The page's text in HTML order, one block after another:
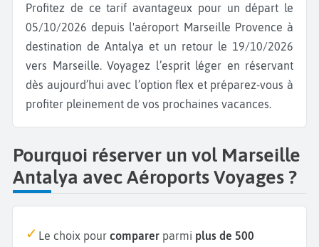
Profitez de ce tarif avantageux pour un départ le
05/10/2026 depuis l'aéroport Marseille Provence à
destination de Antalya et un retour le 19/10/2026
vers Marseille. Voyagez l’esprit léger en réservant
dès aujourd’hui avec l’option flex et préparez-vous à
profiter pleinement de vos prochaines vacances.
Pourquoi réserver un vol Marseille
Antalya avec Aéroports Voyages ?
Le choix pour comparer parmi plus de 500